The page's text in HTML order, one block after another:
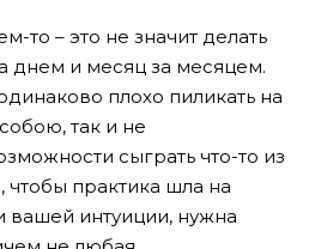
то – это не значит делать
днем и месяц за месяцем.
плохо пиликать на
так и не
сыграть что-то из
чтобы практика шла на
вашей интуиции, нужна